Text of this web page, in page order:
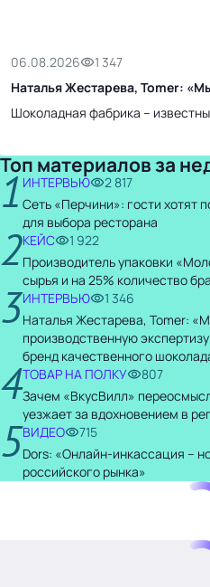
06.08.2026
1 347
Наталья Жестарева, Tomer:
Шоколадная фабрика –
Топ материалов за
1 ИНТЕРВЬЮ
2 817
Сеть «Перчини»: гости хотят
для выбора ресторана
2КЕЙС
1 922
Производитель упаковки
сырья и на 25% количество
3ИНТЕРВЬЮ
1 346
Наталья Жестарева, Tomer:
производственную
бренд качественного
4ТОВАР НА ПОЛКУ
807
Зачем «ВкусВилл»
уезжает за вдохновением в
5ВИДЕО
715
Dors: «Онлайн-инкассация –
российского рынка»